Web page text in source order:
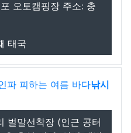
오토캠핑장 주소: 충
태국
파 피하는 여름 바다낚시
벌말선착장 (인근 공터